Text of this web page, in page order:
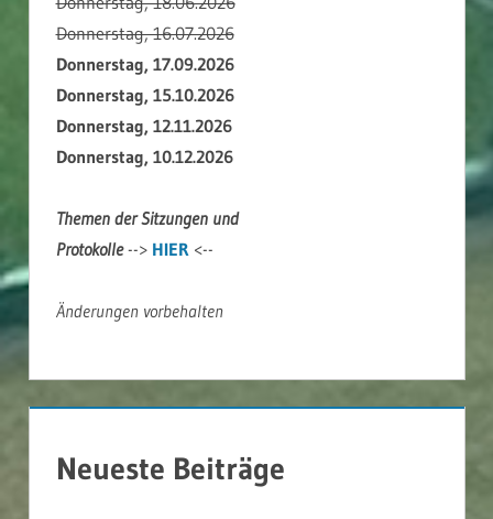
Donnerstag, 16.07.2026
Donnerstag, 17.09.2026
Donnerstag, 15.10.2026
Donnerstag, 12.11.2026
Donnerstag, 10.12.2026
Themen der Sitzungen und
Protokolle--> HIER <--
Änderungen vorbehalten
Neueste Beiträge